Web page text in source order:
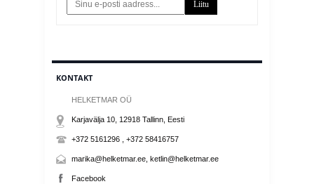
Liitu
KONTAKT
HELKETMAR OÜ
Karjavälja 10, 12918 Tallinn , Eesti
+372 5161296 , +372 58416757
marika@helketmar.ee, ketlin@helketmar.ee
Facebook